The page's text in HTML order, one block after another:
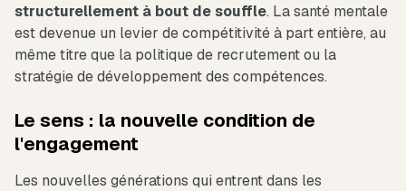
structurellement à bout de souffle. La santé mentale
est devenue un levier de compétitivité à part entière, au
même titre que la politique de recrutement ou la
stratégie de développement des compétences.
Le sens : la nouvelle condition de
l'engagement
Les nouvelles générations qui entrent dans les